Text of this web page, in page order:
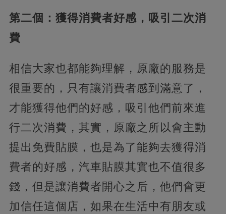
第二個：獲得消費者好感，吸引二次消
費
相信大家也都能夠理解，原廠的服務是
很重要的，只有讓消費者感到滿意了，
才能獲得他們的好感，吸引他們前來進
行二次消費，其實，原廠之所以會主動
提出免費貼膜，也是為了能夠去獲得消
費者的好感，汽車貼膜其實也不值很多
錢，但是讓消費者開心之后，他們會更
加信任這個店，如果在生活中有朋友或